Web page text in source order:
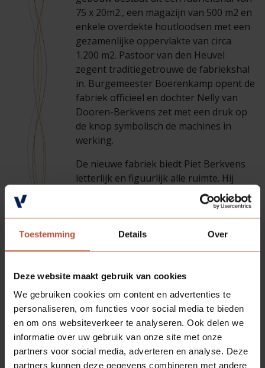
Toestemming Details Over
Deze website maakt gebruik van cookies
We gebruiken cookies om content en advertenties te
personaliseren, om functies voor social media te bieden
en om ons websiteverkeer te analyseren. Ook delen we
informatie over uw gebruik van onze site met onze
partners voor social media, adverteren en analyse. Deze
partners kunnen deze gegevens combineren met andere
75 x 20m2., een magazijn van 500 m2 en
enkele overdekte houtloodsen met een
gezamenlijke oppervlakte van circa
1.200 m2. Pastoor van den Heuvel
zegent traditiegetrouwe de fabriekshal
in. Burgemeester Boerenkamp opent de
fabriek officieel en dochter Nelly van
Dooren-Berkvens zet met een druk op
de knop symbolisch de machines in
werking.
De nieuwe fabriek biedt Piet Berkvens
letterlijk en figuurlijk alle ruimte. Hij
plaatst zijn machines in serie en creëert
zo de ideale productielijn voor zijn
deuren. Zo lang de bestaande machines
werken, blijven ze in gebruik. Wel is het
betonblok van 7.000 kilo ingeruild voor
deuren gelijktijdig kunnen persen
waarna ze in het magazijn kunnen
uitharden. Dat levert een enorme
tijdsbesparing op. Aan het einde van de
jaren vijftig maken de blokpersen plaats
voor twee etagepersen met elk een
capaciteit van zes deuren. De capaciteit